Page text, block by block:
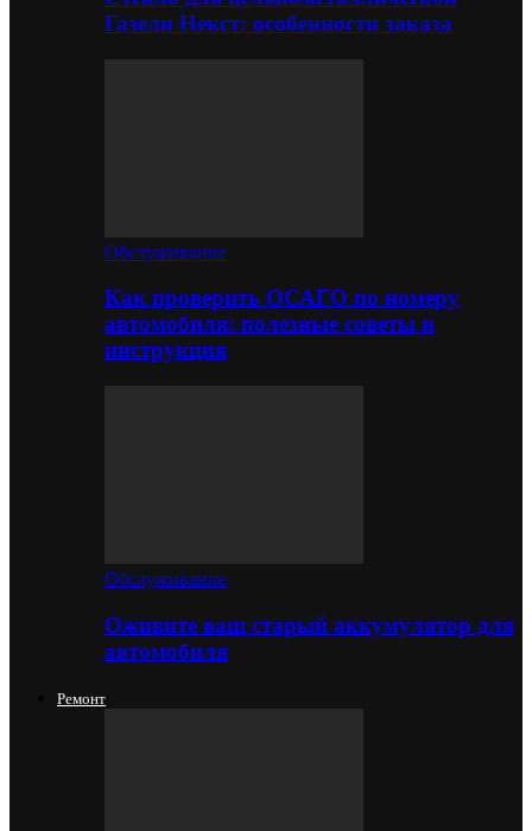
Газели Некст: особенности заказа
Обслуживание
Как проверить ОСАГО по номеру
автомобиля: полезные советы и
инструкция
Обслуживание
Оживите ваш старый аккумулятор для
автомобиля
Ремонт